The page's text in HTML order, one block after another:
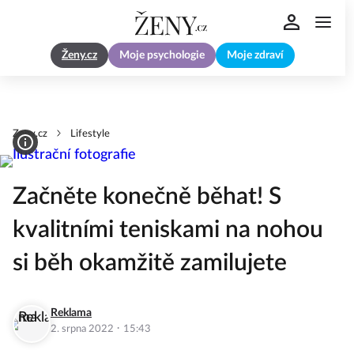
Ženy.cz Moje psychologie Moje zdraví
Zeny.cz Lifestyle
Začněte konečně běhat! S
si běh okamžitě zamilujete